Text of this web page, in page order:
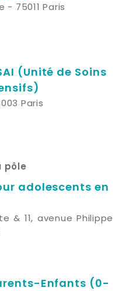
75011 Paris
(Unité de Soins
Paris
pôle
adolescents en
& 11, avenue Philippe
Enfants (0-